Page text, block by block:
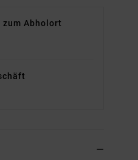
zum Abholort